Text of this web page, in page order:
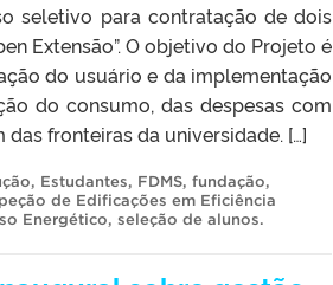
seletivo para contratação de dois
Extensão”. O objetivo do Projeto é
do usuário e da implementação
do consumo, das despesas com
fronteiras da universidade. […]
, Estudantes, FDMS, fundação,
de Edificações em Eficiência
Energético, seleção de alunos.